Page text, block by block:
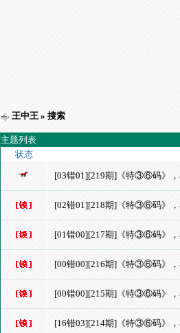
王中王 » 搜索
主题列表
状态
[03错01][219期]《特③⑥码》，
[02错01][218期]《特③⑥码》，
[01错00][217期]《特③⑥码》，
[00错00][216期]《特③⑥码》，
[00错00][215期]《特③⑥码》，
[16错03][214期]《特③⑥码》，